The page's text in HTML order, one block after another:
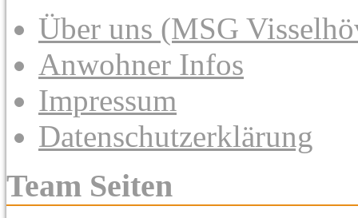
Über uns (MSG
Anwohner Infos
Impressum
Datenschutzerklärung
Team Seiten